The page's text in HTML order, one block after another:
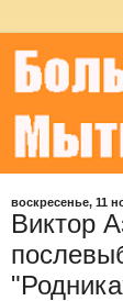
воскресенье, 11
Виктор